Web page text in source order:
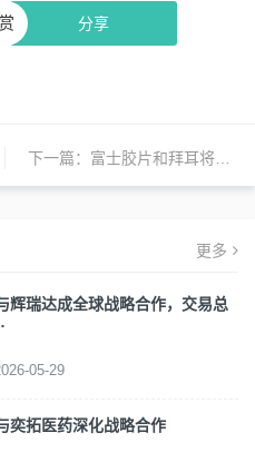
分享
赏
下一篇： 富士胶片和拜耳将研发新型iPS癌症免疫药
更多
辉瑞达成全球战略合作，交易总
05-29
奕拓医药深化战略合作